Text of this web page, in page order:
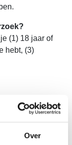
Over
(1) 18 jaar of
hebt, (3)